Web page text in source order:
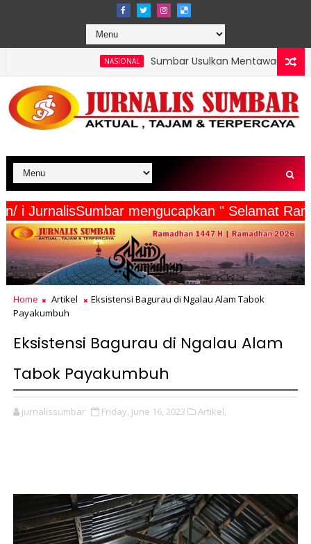
Sumbar Usulkan Mentawai Jadi Kawasan Tambak
i JurnalisSumbar mengucapkan "
Home Artikel
Eksistensi Bagurau di Ngalau Alam Tabok
Payakumbuh
Eksistensi Bagurau di Ngalau Alam
Tabok Payakumbuh
jurnalissumbar Friday, June 16, 2023 Artikel,